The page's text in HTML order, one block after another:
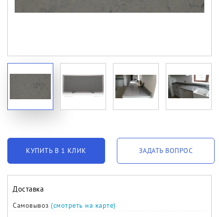
КУПИТЬ В 1 КЛИК ЗАДАТЬ ВОПРОС
Доставка
Самовывоз (смотреть на карте)